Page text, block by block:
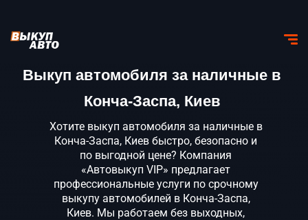
Выкуп автомобиля за наличные в
Конча-Заспа, Киев
Хотите выкуп автомобиля за наличные в
Конча-Заспа, Киев быстро, безопасно и
по выгодной цене? Компания
«Автовыкуп VIP» предлагает
профессиональные услуги по срочному
выкупу автомобилей в Конча-Заспа,
Киев. Мы работаем без выходных,